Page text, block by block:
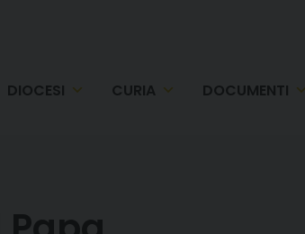
DIOCESI CURIA DOCUMENTI